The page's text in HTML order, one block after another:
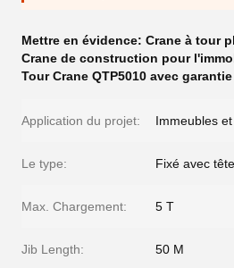
Mettre en évidence: Crane à tour
Crane de construction pour
Tour Crane QTP5010 avec garantie
Application du projet: Immeubles
Le type: Fixé avec
Max. Chargement: 5 T
Jib Length: 50 M